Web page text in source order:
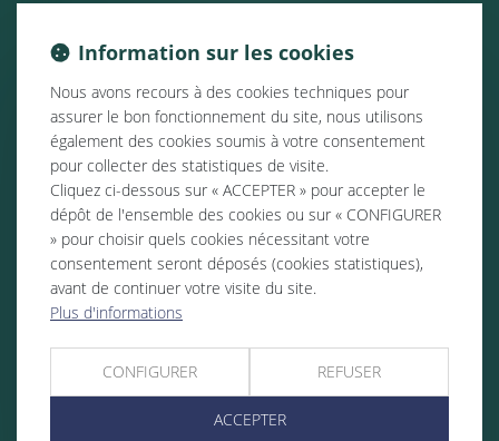
Information sur les cookies
Nous avons recours à des cookies techniques pour
assurer le bon fonctionnement du site, nous utilisons
également des cookies soumis à votre consentement
pour collecter des statistiques de visite.
Cliquez ci-dessous sur « ACCEPTER » pour accepter le
dépôt de l'ensemble des cookies ou sur « CONFIGURER
» pour choisir quels cookies nécessitant votre
consentement seront déposés (cookies statistiques),
avant de continuer votre visite du site.
Plus d'informations
CONFIGURER REFUSER
ACCEPTER